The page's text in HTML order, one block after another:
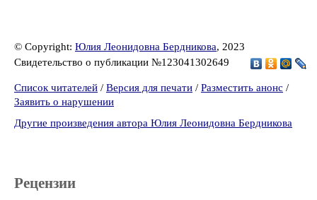
© Copyright: Юлия Леонидовна Бердникова, 2023
Свидетельство о публикации №123041302649
Список читателей / Версия для печати / Разместить анонс /
Заявить о нарушении
Другие произведения автора Юлия Леонидовна Бердникова
Рецензии